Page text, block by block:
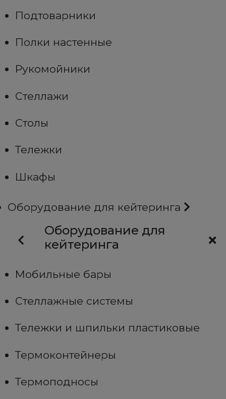
Подтоварники
Полки настенные
Рукомойники
Стеллажи
Столы
Тележки
Шкафы
Оборудование для кейтеринга
Оборудование для
кейтеринга
Мобильные бары
Стеллажные системы
Тележки и шпильки пластиковые
Термоконтейнеры
Термоподносы